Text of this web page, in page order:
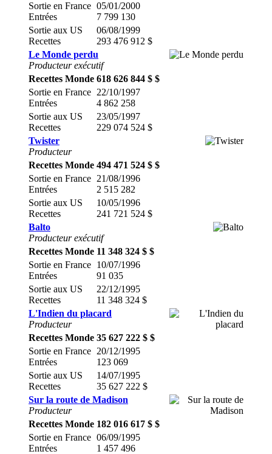
Sortie en France
Entrées
05/01/2000
7 799 130
Sortie aux US
Recettes
06/08/1999
293 476 912 $
Le Monde perdu
Producteur exécutif
Recettes Monde 618 626 844 $ $
Sortie en France
Entrées
22/10/1997
4 862 258
Sortie aux US
Recettes
23/05/1997
229 074 524 $
Twister
Producteur
Recettes Monde 494 471 524 $ $
Sortie en France
Entrées
21/08/1996
2 515 282
Sortie aux US
Recettes
10/05/1996
241 721 524 $
Balto
Producteur exécutif
Recettes Monde 11 348 324 $ $
Sortie en France
Entrées
10/07/1996
91 035
Sortie aux US
Recettes
22/12/1995
11 348 324 $
L'Indien du placard
Producteur
Recettes Monde 35 627 222 $ $
Sortie en France
Entrées
20/12/1995
123 069
Sortie aux US
Recettes
14/07/1995
35 627 222 $
Sur la route de Madison
Producteur
Recettes Monde 182 016 617 $ $
Sortie en France
Entrées
06/09/1995
1 457 496